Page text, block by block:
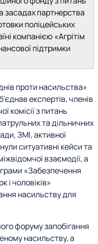
засадах партнерства
поліцейських
компанією «Агрітім
підтримки
проти насильства»
експертів, членів
комісії з питань
та дільничних
ЗМІ, активної
ситуативні кейси та
взаємодії, а
«Забезпечення
і чоловіків»
насильству для
форуму запобігання
насильству, а